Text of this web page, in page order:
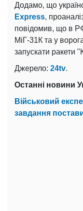
Додамо, що
Express,
повідомив, що в
МіГ-31К та у
запускати ракети
Джерело: 24tv.
Останні новини
Військовий
завдання